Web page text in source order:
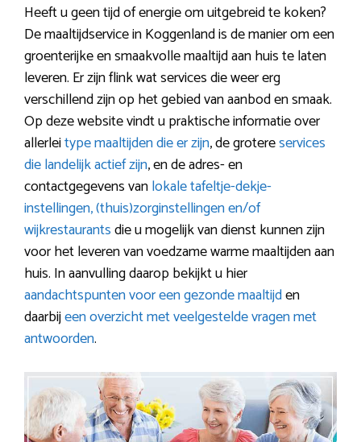
Heeft u geen tijd of energie om uitgebreid te koken?
De maaltijdservice in Koggenland is de manier om een
groenterijke en smaakvolle maaltijd aan huis te laten
leveren. Er zijn flink wat services die weer erg
verschillend zijn op het gebied van aanbod en smaak.
Op deze website vindt u praktische informatie over
allerleitype maaltijden die er zijn, de grotereservices
die landelijk actief zijn, en de adres- en
contactgegevens vanlokale tafeltje-dekje-
instellingen, (thuis)zorginstellingen en/of
wijkrestaurantsdie u mogelijk van dienst kunnen zijn
voor het leveren van voedzame warme maaltijden aan
huis. In aanvulling daarop bekijkt u hier
aandachtspunten voor een gezonde maaltijden
daarbijeen overzicht met veelgestelde vragen met
antwoorden.